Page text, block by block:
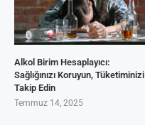
Alkol Birim Hesaplayıcı:
Sağlığınızı Koruyun, Tüketiminizi
Takip Edin
Temmuz 14, 2025